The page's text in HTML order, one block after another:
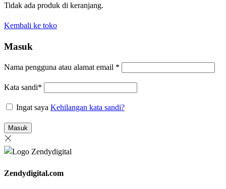
Tidak ada produk di keranjang.
Kembali ke toko
Masuk
Nama pengguna atau alamat email *
Kata sandi*
Ingat saya Kehilangan kata sandi?
Masuk
Zendydigital.com